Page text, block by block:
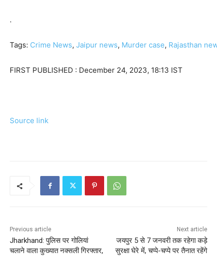
.
Tags: Crime News, Jaipur news, Murder case, Rajasthan
FIRST PUBLISHED : December 24, 2023, 18:13 IST
Source link
Previous article
Jharkhand: पुलिस पर गोलियां
चलाने वाला कुख्यात नक्सली गिरफ्तार,
Next article
जयपुर 5 से 7 जनवरी तक रहेगा कड़े
सुरक्षा घेरे में, चप्पे-चप्पे पर तैनात रहेंगे